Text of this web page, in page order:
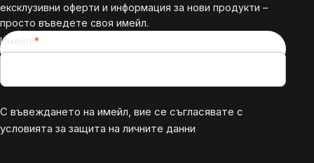
ексклузивни оферти и информация за нови продукти –
просто въведете своя имейл.
Имейл
С въвеждането на имейл, вие се съгласявате с
условията за защита на личните данни